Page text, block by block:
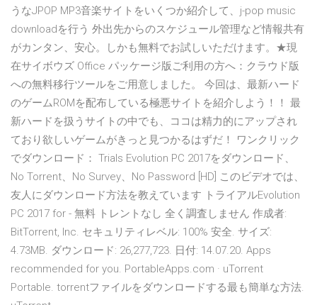
うなJPOP MP3音楽サイトをいくつか紹介して、j-pop music
downloadを行う 外出先からのスケジュール管理など情報共有
がカンタン、安心。しかも無料でお試しいただけます。★現
在サイボウズ Office パッケージ版ご利用の方へ：クラウド版
への無料移行ツールをご用意しました。 今回は、最新ハード
のゲームROMを配布している極悪サイトを紹介しよう！！ 最
新ハードを扱うサイトの中でも、ココは精力的にアップされ
ており欲しいゲームがきっと見つかるはずだ！ ワンクリック
でダウンロード： Trials Evolution PC 2017をダウンロード、
No Torrent、No Survey、No Password [HD] このビデオでは、
友人にダウンロード方法を教えています トライアルEvolution
PC 2017 for - 無料 トレントなし 全く調査しません 作成者:
BitTorrent, Inc. セキュリティレベル: 100% 安全. サイズ:
4.73MB. ダウンロード: 26,277,723. 日付: 14.07.20. Apps
recommended for you. PortableApps.com · uTorrent
Portable. torrentファイルをダウンロードする最も簡単な方法.